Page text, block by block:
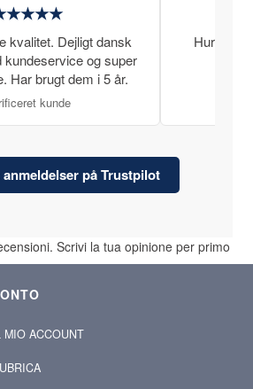
kvalitet. Dejligt dansk
kundeservice og super
Har brugt dem i 5 år.
kunde
Hurtig
på Trustpilot
Scrivi la tua opinione per primo
MIO ACCOUNT